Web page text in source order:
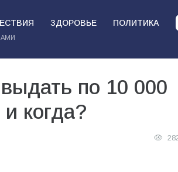
ЗДОРОВЬЕ ПОЛИТИКА
по 10 000
когда?